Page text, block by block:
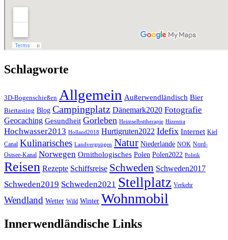
Schlagworte
3D-Bogenschießen Allgemein Außerwendländisch Bier
Biertasting Blog Campingplatz Dänemark2020 Fotografie
Geocaching Gesundheit Gorleben Heimselbsttherapie Hizentra
Hochwasser2013 Holland2018 Hurtigruten2022 Idefix Internet Kiel
Canal Kulinarisches Landvergnügen Natur Niederlande NOK Nord-
Ostsee-Kanal Norwegen Ornithologisches Polen Polen2022 Politik
Reisen Rezepte Schiffsreise Schweden Schweden2017
Schweden2019 Schweden2021 Stellplatz Verkehr
Wendland Wetter Wild Winter Wohnmobil
Innerwendländische Links